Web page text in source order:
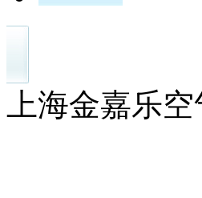
上海金嘉乐